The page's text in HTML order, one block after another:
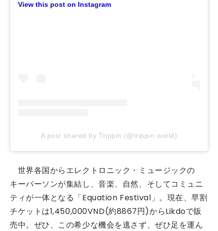
View this post on Instagram
A post shared by Trippin (@trippin.world)
世界各国からエレクトロニック・ミュージックの
キーパーソンが集結し、音楽、自然、そしてコミュニ
ティが一体となる「Equation Festival」。現在、早割
チケットは1,450,000VND(約8867円)からLikdoで販
売中。ぜひ、この希少な機会を逃さず、ぜひ足を運ん